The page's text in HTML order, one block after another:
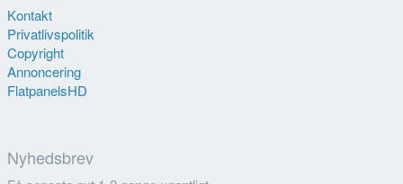
Kontakt
Privatlivspolitik
Copyright
Annoncering
FlatpanelsHD
Nyhedsbrev